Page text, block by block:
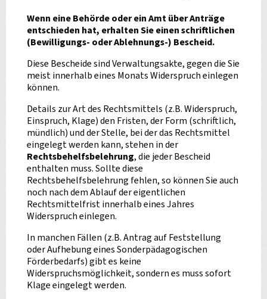
Wenn eine Behörde oder ein Amt über Anträge
entschieden hat, erhalten Sie einen schriftlichen
(Bewilligungs- oder Ablehnungs-) Bescheid.
Diese Bescheide sind Verwaltungsakte, gegen die Sie
meist innerhalb eines Monats Widerspruch einlegen
können.
Details zur Art des Rechtsmittels (z.B. Widerspruch,
Einspruch, Klage) den Fristen, der Form (schriftlich,
mündlich) und der Stelle, bei der das Rechtsmittel
eingelegt werden kann, stehen in der
Rechtsbehelfsbelehrung, die jeder Bescheid
enthalten muss. Sollte diese
Rechtsbehelfsbelehrung fehlen, so können Sie auch
noch nach dem Ablauf der eigentlichen
Rechtsmittelfrist innerhalb eines Jahres
Widerspruch einlegen.
In manchen Fällen (z.B. Antrag auf Feststellung
oder Aufhebung eines Sonderpädagogischen
Förderbedarfs) gibt es keine
Widerspruchsmöglichkeit, sondern es muss sofort
Klage eingelegt werden.